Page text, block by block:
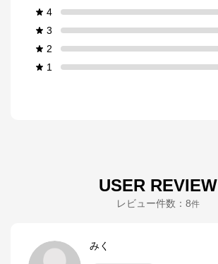
4
3
2
1
USER REVIEW
レビュー件数： 8件
みく